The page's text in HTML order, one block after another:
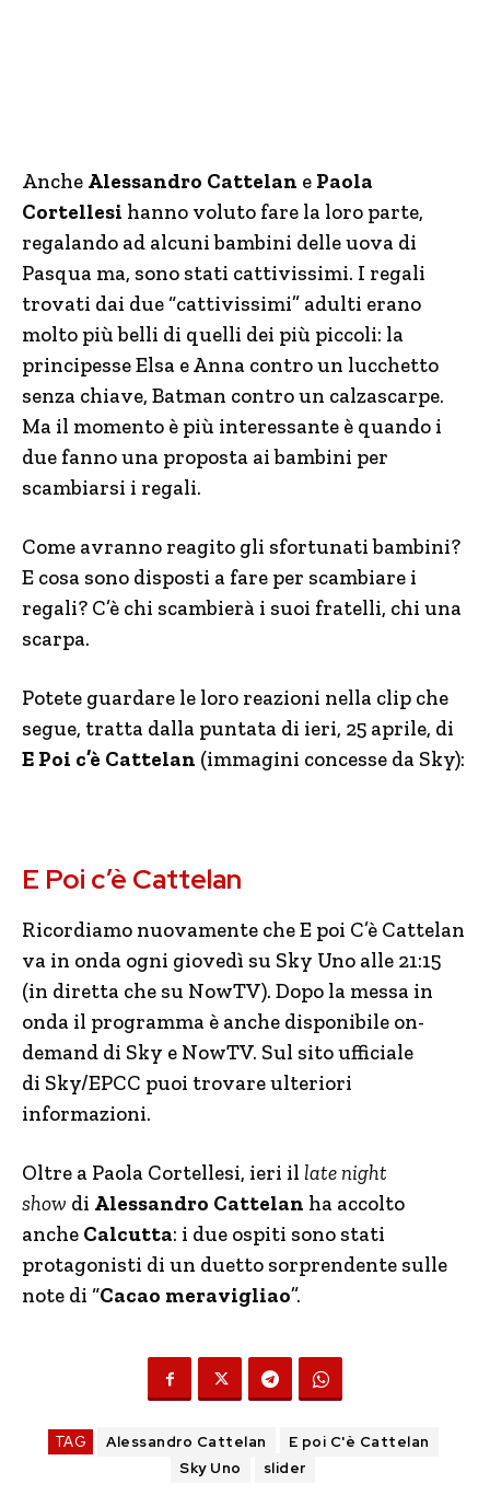
Anche Alessandro Cattelan e Paola
Cortellesi hanno voluto fare la loro parte,
regalando ad alcuni bambini delle uova di
Pasqua ma, sono stati cattivissimi. I regali
trovati dai due “cattivissimi” adulti erano
molto più belli di quelli dei più piccoli: la
principesse Elsa e Anna contro un lucchetto
senza chiave, Batman contro un calzascarpe.
Ma il momento è più interessante è quando i
due fanno una proposta ai bambini per
scambiarsi i regali.
Come avranno reagito gli sfortunati bambini?
E cosa sono disposti a fare per scambiare i
regali? C’è chi scambierà i suoi fratelli, chi una
scarpa.
Potete guardare le loro reazioni nella clip che
segue, tratta dalla puntata di ieri, 25 aprile, di
E Poi c’è Cattelan (immagini concesse da Sky):
E Poi c’è Cattelan
Ricordiamo nuovamente che E poi C’è Cattelan
va in onda ogni giovedì su Sky Uno alle 21:15
(in diretta che su NowTV). Dopo la messa in
onda il programma è anche disponibile on-
demand di Sky e NowTV. Sul sito ufficiale
di Sky/EPCC puoi trovare ulteriori
informazioni.
Oltre a Paola Cortellesi, ieri il late night
show di Alessandro Cattelan ha accolto
anche Calcutta: i due ospiti sono stati
protagonisti di un duetto sorprendente sulle
note di “Cacao meravigliao”.
TAG Alessandro Cattelan
E poi C'è Cattelan
Sky Uno
slider